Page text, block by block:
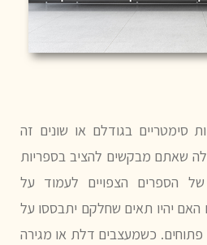
סימטריים בגודלם או שונים זה
שאתם מבקשים להציב בספריות
של הספרים הצפויים לעמוד על
יהיו תאים שחלקם יתבססו על
פתוחים. כשמעצבים דלת או מגירה